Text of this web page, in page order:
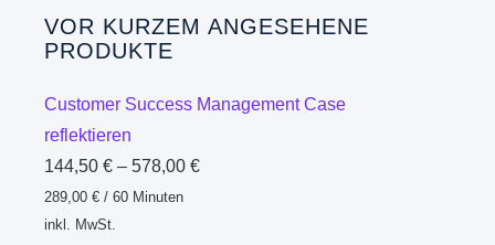
VOR KURZEM ANGESEHENE
PRODUKTE
Customer Success Management Case
reflektieren
144,50€ –578,00€
289,00€ /60 Minuten
inkl. MwSt.